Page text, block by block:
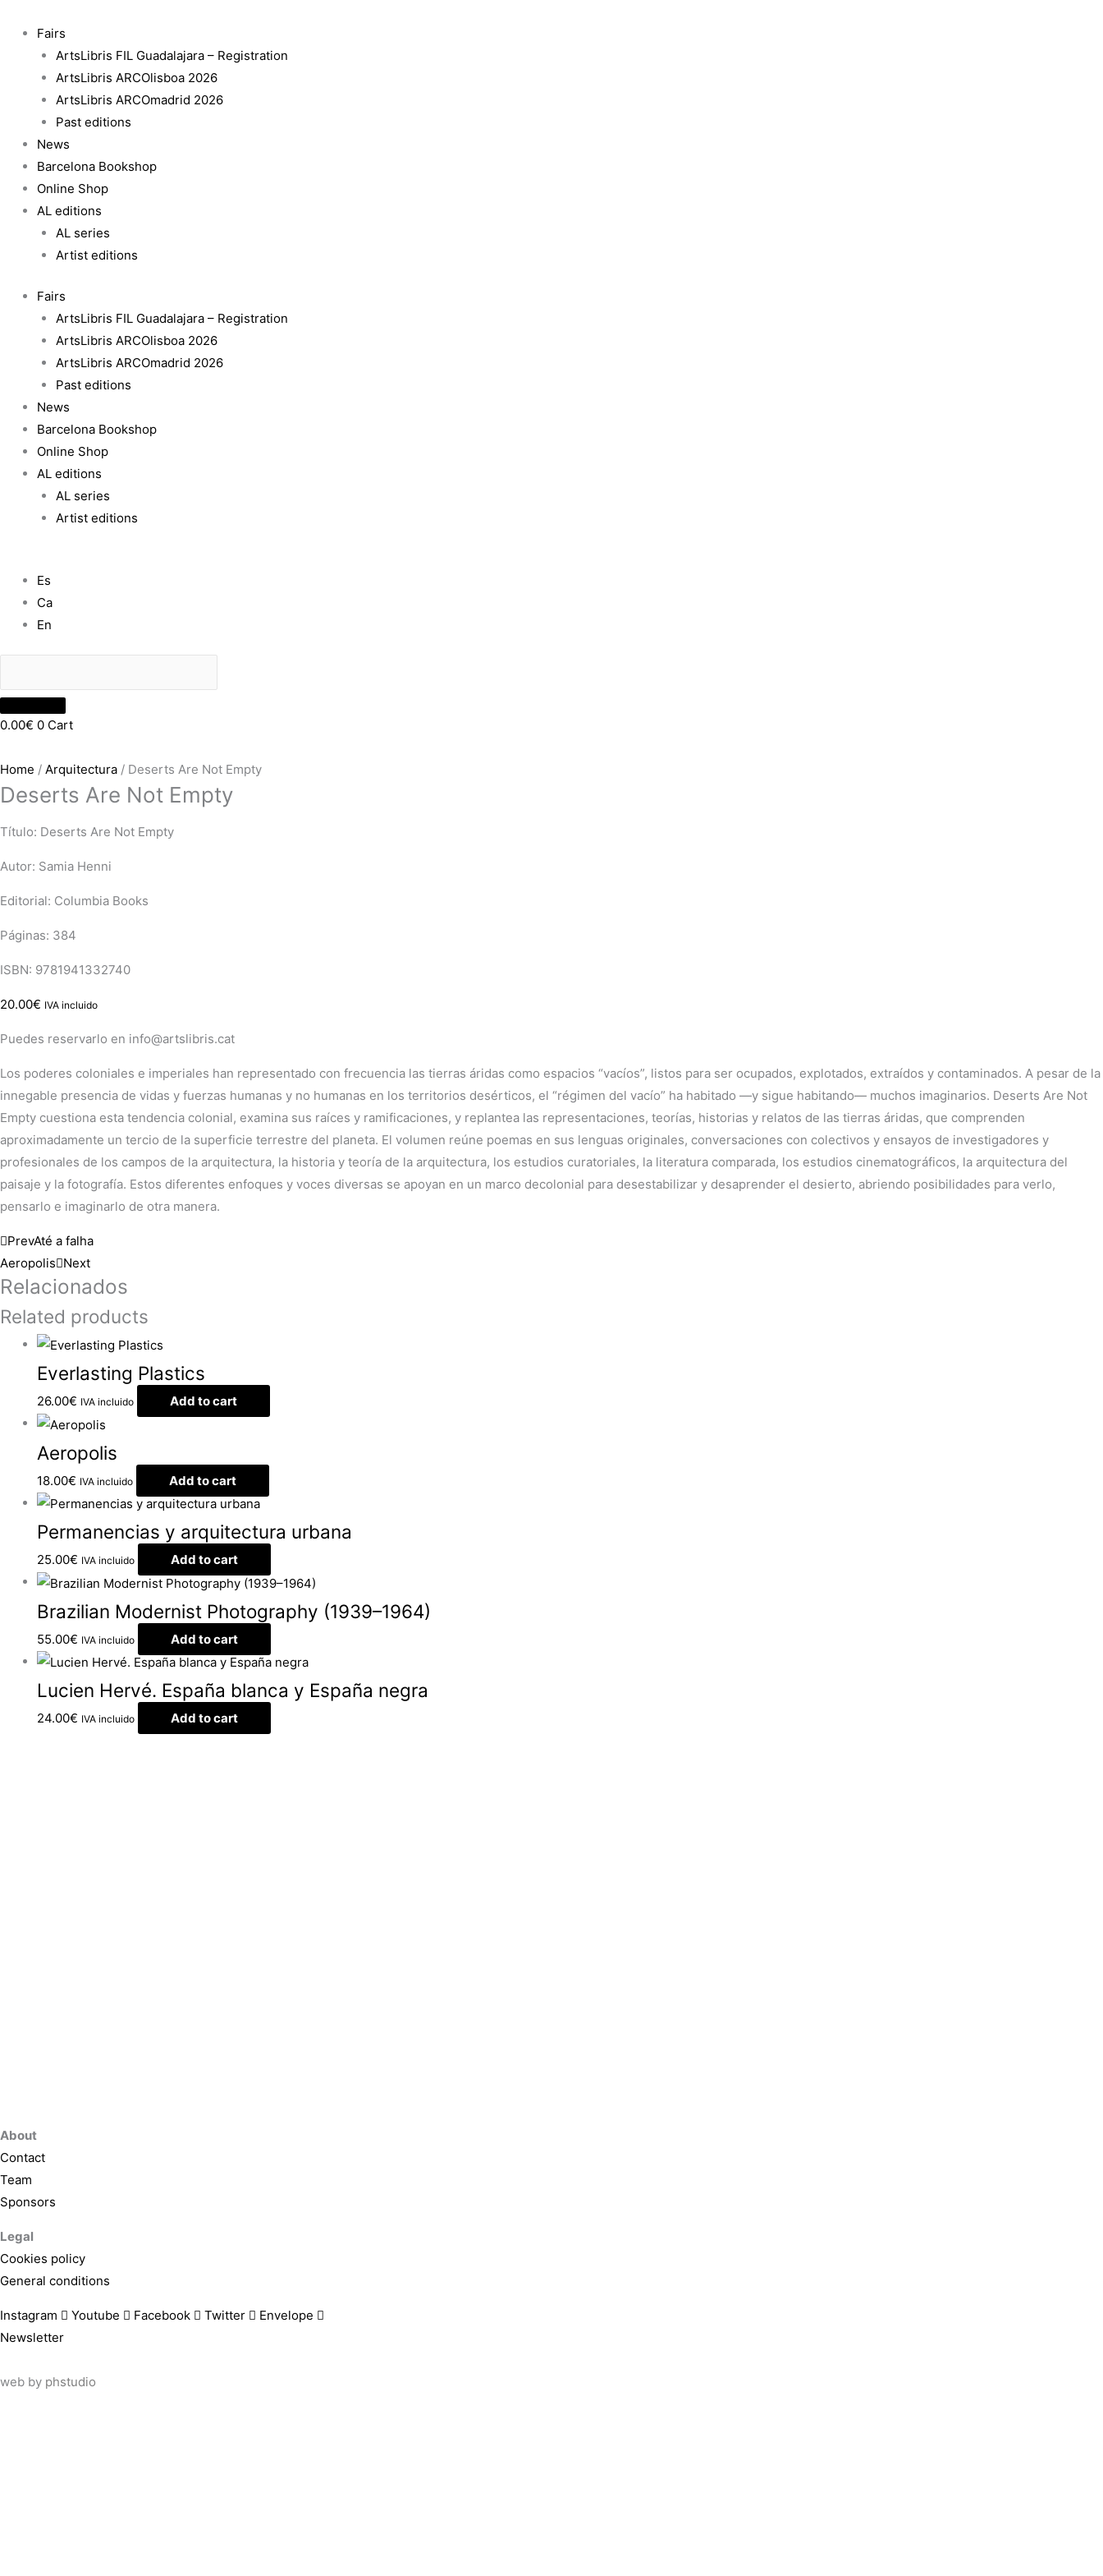
content
Fairs
ArtsLibris FIL Guadalajara – Registration
ArtsLibris ARCOlisboa 2026
ArtsLibris ARCOmadrid 2026
Past editions
News
Barcelona Bookshop
Online Shop
AL editions
AL series
Artist editions
Fairs
ArtsLibris FIL Guadalajara – Registration
ArtsLibris ARCOlisboa 2026
ArtsLibris ARCOmadrid 2026
Past editions
News
Barcelona Bookshop
Online Shop
AL editions
AL series
Artist editions
Es
Ca
En
0.00€ 0 Cart
Home / Arquitectura / Deserts Are Not Empty
Deserts Are Not Empty
Título: Deserts Are Not Empty
Autor: Samia Henni
Editorial: Columbia Books
Páginas: 384
ISBN: 9781941332740
20.00€ IVA incluido
Puedes reservarlo en info@artslibris.cat
Los poderes coloniales e imperiales han representado con frecuencia las tierras áridas como espacios “vacíos”, listos para ser ocupados, explotados, extraídos y contaminados. A pesar de la
innegable presencia de vidas y fuerzas humanas y no humanas en los territorios desérticos, el “régimen del vacío” ha habitado —y sigue habitando— muchos imaginarios. Deserts Are Not
Empty cuestiona esta tendencia colonial, examina sus raíces y ramificaciones, y replantea las representaciones, teorías, historias y relatos de las tierras áridas, que comprenden
aproximadamente un tercio de la superficie terrestre del planeta. El volumen reúne poemas en sus lenguas originales, conversaciones con colectivos y ensayos de investigadores y
profesionales de los campos de la arquitectura, la historia y teoría de la arquitectura, los estudios curatoriales, la literatura comparada, los estudios cinematográficos, la arquitectura del
paisaje y la fotografía. Estos diferentes enfoques y voces diversas se apoyan en un marco decolonial para desestabilizar y desaprender el desierto, abriendo posibilidades para verlo,
pensarlo e imaginarlo de otra manera.
PrevAté a falha
Aeropolis Next
Relacionados
Related products
Everlasting Plastics
26.00€ IVA incluido Add to cart
Aeropolis
18.00€ IVA incluido Add to cart
Permanencias y arquitectura urbana
25.00€ IVA incluido Add to cart
Brazilian Modernist Photography (1939–1964)
55.00€ IVA incluido Add to cart
Lucien Hervé. España blanca y España negra
24.00€ IVA incluido Add to cart
About
Contact
Team
Sponsors
Legal
Cookies policy
General conditions
Instagram Youtube Facebook Twitter
Envelope
Newsletter
web by phstudio